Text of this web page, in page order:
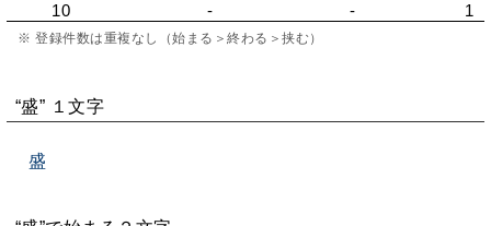
10
- - 1
※ 登録件数は重複なし（始まる＞終わる＞挟む）
“盛” １文字
盛